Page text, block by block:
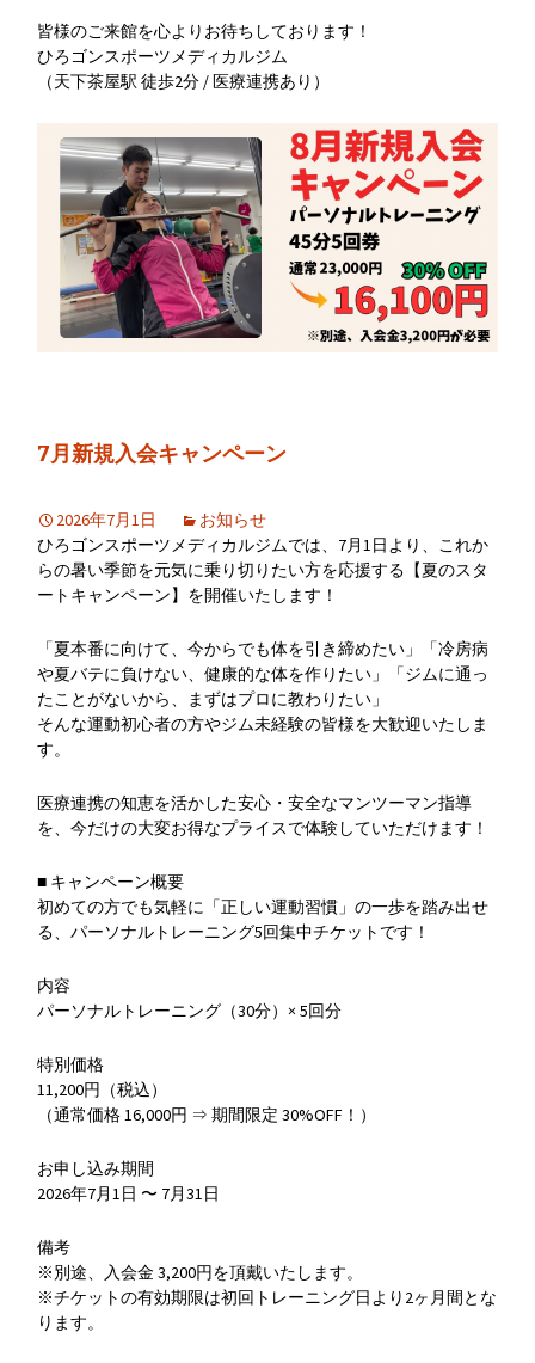
皆様のご来館を心よりお待ちしております！
ひろゴンスポーツメディカルジム
（天下茶屋駅 徒歩2分 / 医療連携あり）
7月新規入会キャンペーン
2026年7月1日
お知らせ
ひろゴンスポーツメディカルジムでは、7月1日より、これか
らの暑い季節を元気に乗り切りたい方を応援する【夏のスタ
ートキャンペーン】を開催いたします！
「夏本番に向けて、今からでも体を引き締めたい」「冷房病
や夏バテに負けない、健康的な体を作りたい」「ジムに通っ
たことがないから、まずはプロに教わりたい」
そんな運動初心者の方やジム未経験の皆様を大歓迎いたしま
す。
医療連携の知恵を活かした安心・安全なマンツーマン指導
を、今だけの大変お得なプライスで体験していただけます！
■ キャンペーン概要
初めての方でも気軽に「正しい運動習慣」の一歩を踏み出せ
る、パーソナルトレーニング5回集中チケットです！
内容
パーソナルトレーニング（30分）× 5回分
特別価格
11,200円（税込）
（通常価格 16,000円 ⇒ 期間限定 30%OFF！）
お申し込み期間
2026年7月1日 〜 7月31日
備考
※別途、入会金 3,200円を頂戴いたします。
※チケットの有効期限は初回トレーニング日より2ヶ月間とな
ります。